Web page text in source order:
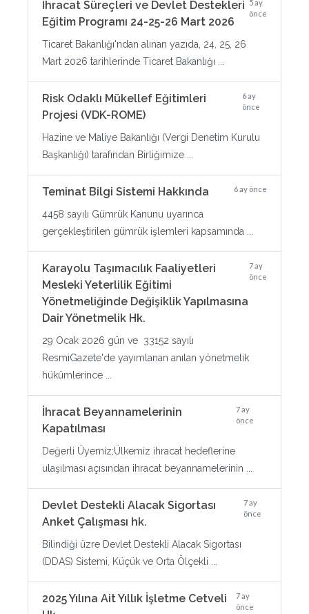
İhracat Süreçleri ve Devlet Destekleri
Eğitim Programı 24-25-26 Mart 2026
5 ay
önce
Ticaret Bakanlığı'ndan alınan yazıda, 24, 25, 26
Mart 2026 tarihlerinde Ticaret Bakanlığı ...
Risk Odaklı Mükellef Eğitimleri
Projesi (VDK-ROME)
6 ay
önce
Hazine ve Maliye Bakanlığı (Vergi Denetim Kurulu
Başkanlığı) tarafından Birliğimize ...
Teminat Bilgi Sistemi Hakkında 6 ay önce
4458 sayılı Gümrük Kanunu uyarınca
gerçekleştirilen gümrük işlemleri kapsamında ...
Karayolu Taşımacılık Faaliyetleri
Mesleki Yeterlilik Eğitimi
Yönetmeliğinde Değişiklik Yapılmasına
Dair Yönetmelik Hk.
7 ay
önce
29 Ocak 2026 gün ve 33152 sayılı
ResmiGazete'de yayımlanan anılan yönetmelik
hükümlerince ...
İhracat Beyannamelerinin
Kapatılması
7 ay
önce
Değerli Üyemiz;Ülkemiz ihracat hedeflerine
ulaşılması açısından ihracat beyannamelerinin ...
Devlet Destekli Alacak Sigortası
Anket Çalışması hk.
7 ay
önce
Bilindiği üzre Devlet Destekli Alacak Sigortası
(DDAS) Sistemi, Küçük ve Orta Ölçekli ...
2025 Yılına Ait Yıllık İşletme Cetveli
7 ay
önce